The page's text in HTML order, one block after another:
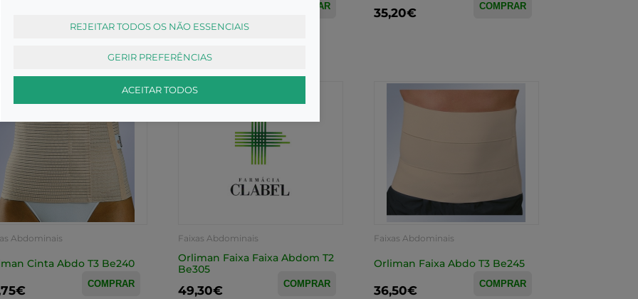
COMPRAR 35,20€ COMPRAR
Abdominais
Cinta Abdo T3 Be240
COMPRAR
Faixas Abdominais
Orliman Faixa Faixa Abdom T2
Be305
49,30€ COMPRAR
Faixas Abdominais
Orliman Faixa Abdo T3 Be245
36,50€ COMPRAR
REJEITAR TODOS OS NÃO ESSENCIAIS
GERIR PREFERÊNCIAS
ACEITAR TODOS